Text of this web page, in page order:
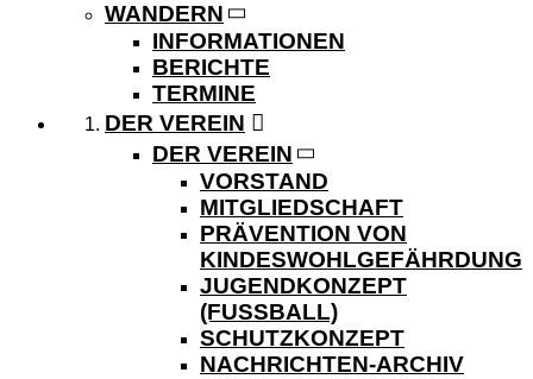
WANDERN
INFORMATIONEN
BERICHTE
TERMINE
DER VEREIN
DER VEREIN
VORSTAND
MITGLIEDSCHAFT
PRÄVENTION VON
KINDESWOHLGEFÄHRDUNG
JUGENDKONZEPT
(FUSSBALL)
SCHUTZKONZEPT
NACHRICHTEN-ARCHIV